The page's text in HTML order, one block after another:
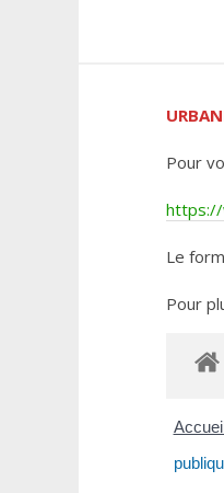
Pour
https://
Le
Pour